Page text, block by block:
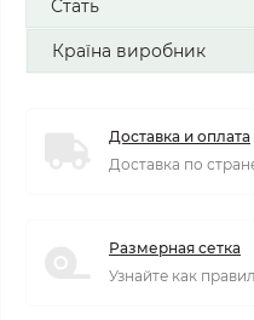
Стать
Країна виробник
Доставка и оплата
Доставка по
Размерная сетка
Узнайте как